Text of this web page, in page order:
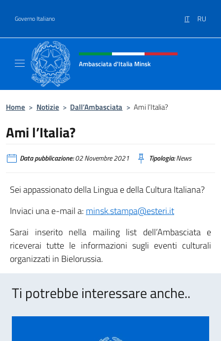
Governo Italiano IT RU
Intestazione sito, social e menù
Ambasciata d'Italia Minsk
Home > Notizie > Dall’Ambasciata > Ami l’Italia?
Ami l’Italia?
Data pubblicazione:02 Novembre 2021 Tipologia:News
Sei appassionato della Lingua e della Cultura Italiana?
Inviaci una e-mail a: minsk.stampa@esteri.it
Sarai inserito nella mailing list dell’Ambasciata e
riceverai tutte le informazioni sugli eventi culturali
organizzati in Bielorussia.
Ti potrebbe interessare anche..